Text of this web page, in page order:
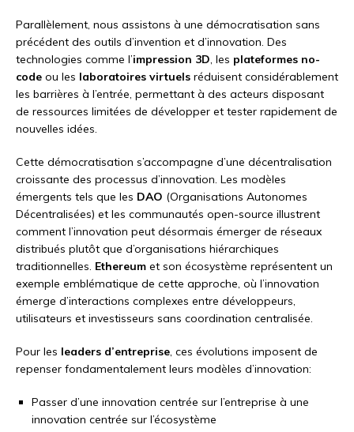
Parallèlement, nous assistons à une démocratisation sans
précédent des outils d’invention et d’innovation. Des
technologies comme l’impression 3D, les plateformes no-
code ou les laboratoires virtuels réduisent considérablement
les barrières à l’entrée, permettant à des acteurs disposant
de ressources limitées de développer et tester rapidement de
nouvelles idées.
Cette démocratisation s’accompagne d’une décentralisation
croissante des processus d’innovation. Les modèles
émergents tels que les DAO (Organisations Autonomes
Décentralisées) et les communautés open-source illustrent
comment l’innovation peut désormais émerger de réseaux
distribués plutôt que d’organisations hiérarchiques
traditionnelles. Ethereum et son écosystème représentent un
exemple emblématique de cette approche, où l’innovation
émerge d’interactions complexes entre développeurs,
utilisateurs et investisseurs sans coordination centralisée.
Pour les leaders d’entreprise, ces évolutions imposent de
repenser fondamentalement leurs modèles d’innovation:
Passer d’une innovation centrée sur l’entreprise à une
innovation centrée sur l’écosystème